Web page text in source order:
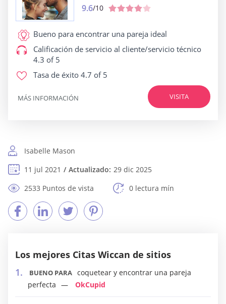
9.6/10
Bueno para encontrar una pareja ideal
Calificación de servicio al cliente/servicio técnico
4.3 of 5
Tasa de éxito 4.7 of 5
VISITA
MÁS INFORMACIÓN
Isabelle Mason
11 jul 2021
Actualizado: 29 dic 2025
2533 Puntos de vista
0 lectura mín
Los mejores Citas Wiccan de sitios
BUENO PARA coquetear y encontrar una pareja
perfecta
OkCupid